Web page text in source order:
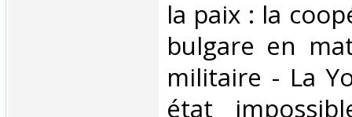
la paix : la
bulgare en
militaire - La
état